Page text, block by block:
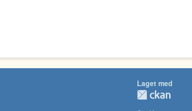
Laget med